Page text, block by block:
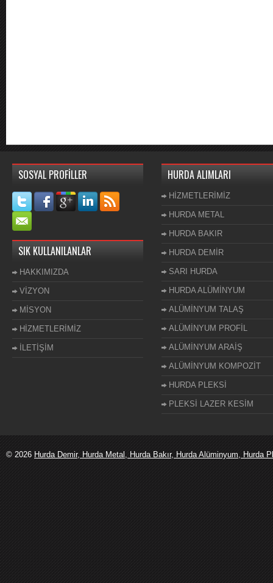
SOSYAL PROFİLLER
SIK KULLANILANLAR
HAKKIMIZDA
VİZYON
MİSYON
HİZMETLERİMİZ
İLETİŞİM
HURDA ALIMLARI
HİZMETLERİMİZ
HURDA METAL
HURDA BAKIR
HURDA DEMİR
SARI HURDA
HURDA ALÜMİNYUM
ALÜMİNYUM TALAŞ
ALÜMİNYUM PROFİL
ALÜMİNYUM ARAİŞ
ALÜMİNYUM KOMPOZİT
HURDA PLEKSİ
PLEKSİ LAZER KESİM
© 2026 Hurda Demir, Hurda Metal, Hurda Bakır, Hurda Alüminyum,